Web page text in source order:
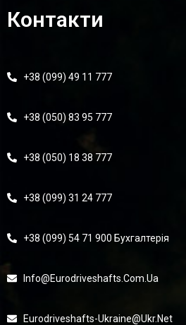
8 000,00
Контакти
+38 (099) 49 11 777
+38 (050) 83 95 777
+38 (050) 18 38 777
+38 (099) 31 24 777
+38 (099) 54 71 900 Бухгалтерія
Info@eurodriveshafts.com.ua
Eurodriveshafts-Ukraine@ukr.net